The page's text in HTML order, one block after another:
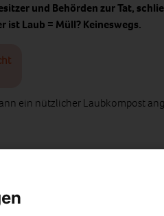
und Behörden zur Tat,
ist Laub = Müll? Keineswegs.
ein nützlicher Laubkompost
nicht auf dem Müll landen oder
sich eine Laubkur. Damit